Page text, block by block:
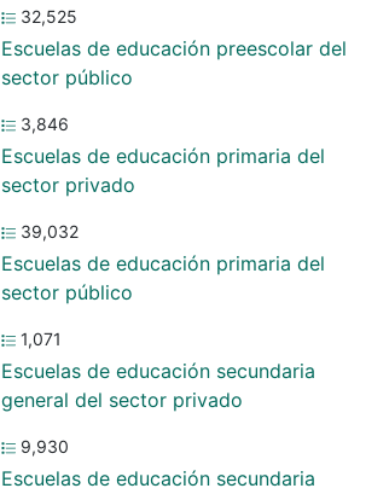
32,525
Escuelas de educación preescolar del
sector público
3,846
Escuelas de educación primaria del
sector privado
39,032
Escuelas de educación primaria del
sector público
1,071
Escuelas de educación secundaria
general del sector privado
9,930
Escuelas de educación secundaria